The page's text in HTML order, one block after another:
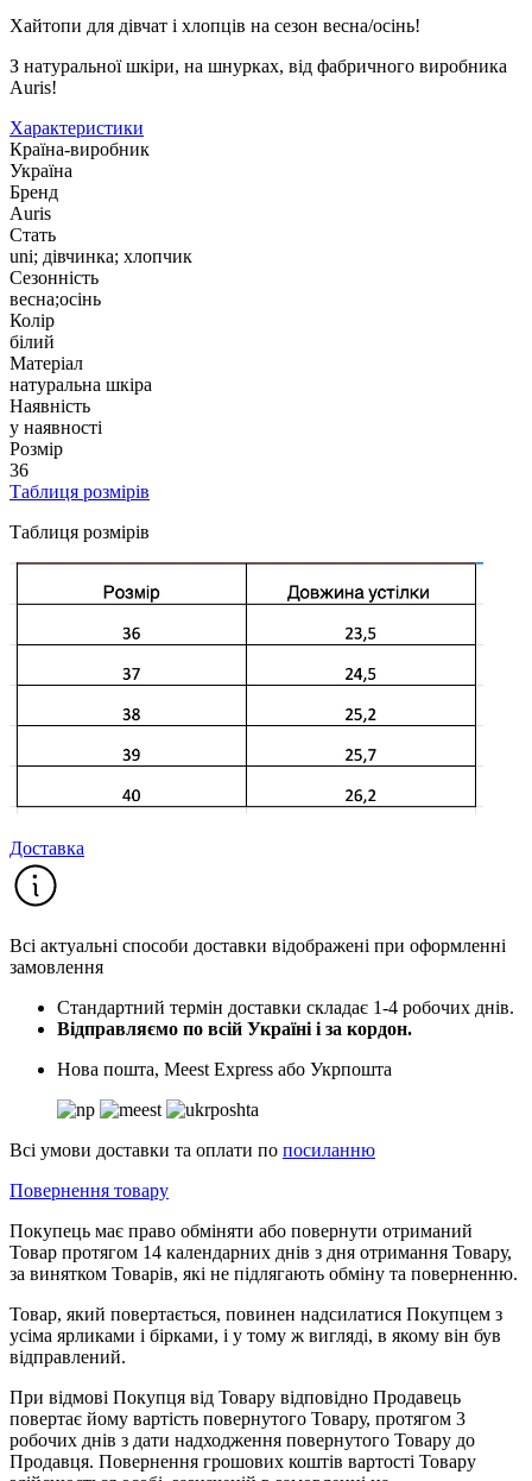
Хайтопи для дівчат і хлопців на сезон весна/осінь!
З натуральної шкіри, на шнурках, від фабричного виробника
Auris!
Характеристики
Країна-виробник
Україна
Бренд
Auris
Стать
uni; дівчинка; хлопчик
Сезонність
весна;осінь
Колір
білий
Матеріал
натуральна шкіра
Наявність
у наявності
Розмір
36
Таблиця розмірів
Таблиця розмірів
Доставка
Всі актуальні способи доставки відображені при оформленні
замовлення
Стандартний термін доставки складає 1-4 робочих днів.
Відправляємо по всій Україні і за кордон.
Нова пошта, Meest Express або Укрпошта
Всі умови доставки та оплати по посиланню
Повернення товару
Покупець має право обміняти або повернути отриманий
Товар протягом 14 календарних днів з дня отримання Товару,
за винятком Товарів, які не підлягають обміну та поверненню.
Товар, який повертається, повинен надсилатися Покупцем з
усіма ярликами і бірками, і у тому ж вигляді, в якому він був
відправлений.
При відмові Покупця від Товару відповідно Продавець
повертає йому вартість повернутого Товару, протягом 3
робочих днів з дати надходження повернутого Товару до
Продавця. Повернення грошових коштів вартості Товару